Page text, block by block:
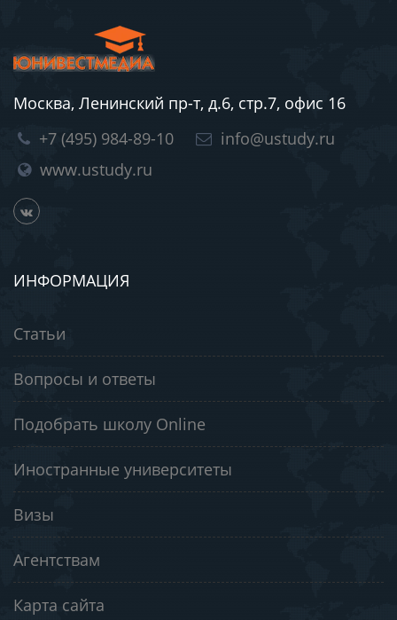
Москва, Ленинский пр-т, д.6, стр.7, офис 16
+7 (495) 984-89-10
info@ustudy.ru
www.ustudy.ru
ИНФОРМАЦИЯ
Статьи
Вопросы и ответы
Подобрать школу Online
Иностранные университеты
Визы
Агентствам
Карта сайта